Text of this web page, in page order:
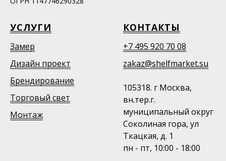
УСЛУГИ
Замер
Дизайн проект
Брендирование
Торговый свет
Монтаж
КОНТАКТЫ
+7 495 920 70 08
zakaz@shelfmarket.su
105318. г Москва,
вн.тер.г.
муниципальный округ
Соколиная гора, ул
Ткацкая, д. 1
пн - пт, 10:00 - 18:00